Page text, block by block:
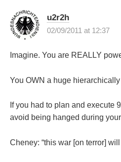
u2r2h
02/09/2011 at 12:37
Imagine. You are REALLY
You OWN a huge
If you had to plan and execute
avoid being hanged during
Cheney: “this war [on terror]